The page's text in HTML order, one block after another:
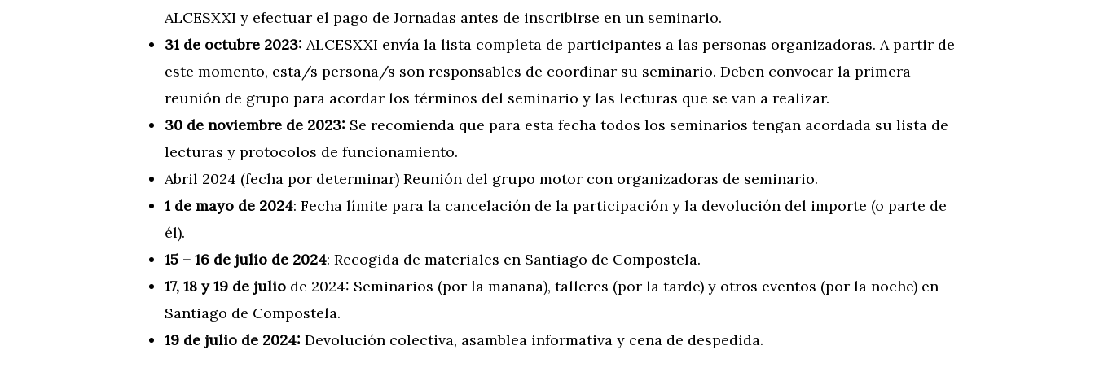
ALCESXXI y efectuar el pago de Jornadas antes de inscribirse en un seminario.
31 de octubre 2023: ALCESXXI envía la lista completa de participantes a las personas organizadoras. A partir de
este momento, esta/s persona/s son responsables de coordinar su seminario. Deben convocar la primera
reunión de grupo para acordar los términos del seminario y las lecturas que se van a realizar.
30 de noviembre de 2023: Se recomienda que para esta fecha todos los seminarios tengan acordada su lista de
lecturas y protocolos de funcionamiento.
Abril 2024 (fecha por determinar) Reunión del grupo motor con organizadoras de seminario.
1 de mayo de 2024: Fecha límite para la cancelación de la participación y la devolución del importe (o parte de
él).
15 – 16 de julio de 2024: Recogida de materiales en Santiago de Compostela.
17, 18 y 19 de julio de 2024: Seminarios (por la mañana), talleres (por la tarde) y otros eventos (por la noche) en
Santiago de Compostela.
19 de julio de 2024: Devolución colectiva, asamblea informativa y cena de despedida.